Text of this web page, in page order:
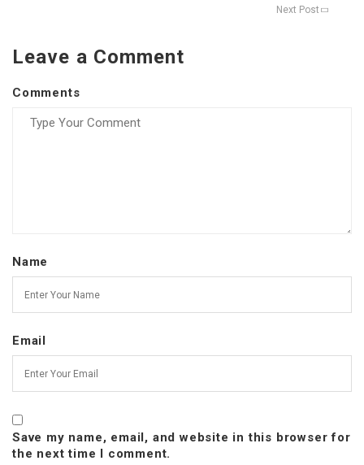
Next Post
Leave a Comment
Comments
Name
Email
Save my name, email, and website in this browser for
the next time I comment.